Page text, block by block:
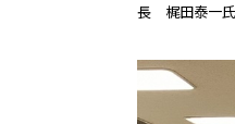
長 梶田泰一氏